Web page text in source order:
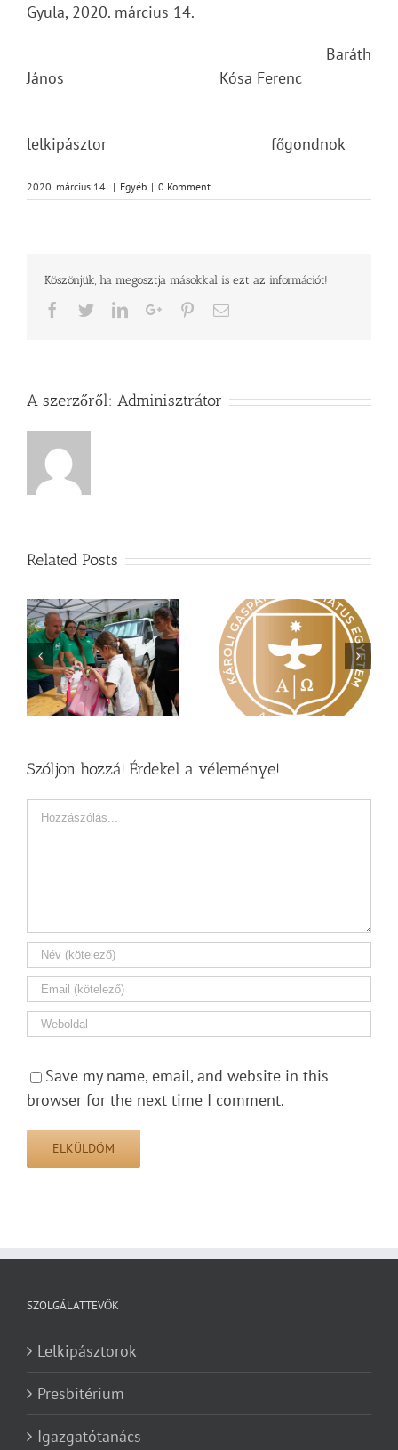
Gyula, 2020. március 14.
Baráth
János Kósa Ferenc
lelkipásztor főgondnok
2020. március 14. | Egyéb | 0 Komment
Köszönjük, ha megosztja másokkal is ezt az információt!
Facebook
TwitterLinkedInGoogle+PinterestEmail
A szerzőről: Adminisztrátor
Related Posts
Nagy érdeklődés övezi
a Károli képzéseit
Vasárnapi üzenet –
Zsoltárok 149
Szóljon hozzá! Érdekel a véleménye!
Hozzászólás
Save my name, email, and website in this
browser for the next time I comment.
SZOLGÁLATTEVŐK
Lelkipásztorok
Presbitérium
Igazgatótanács